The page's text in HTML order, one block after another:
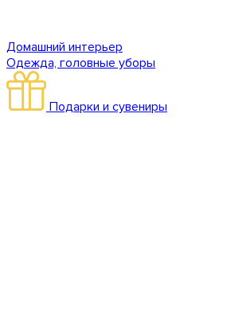
Домашний интерьер
Одежда, головные уборы
Подарки и сувениры